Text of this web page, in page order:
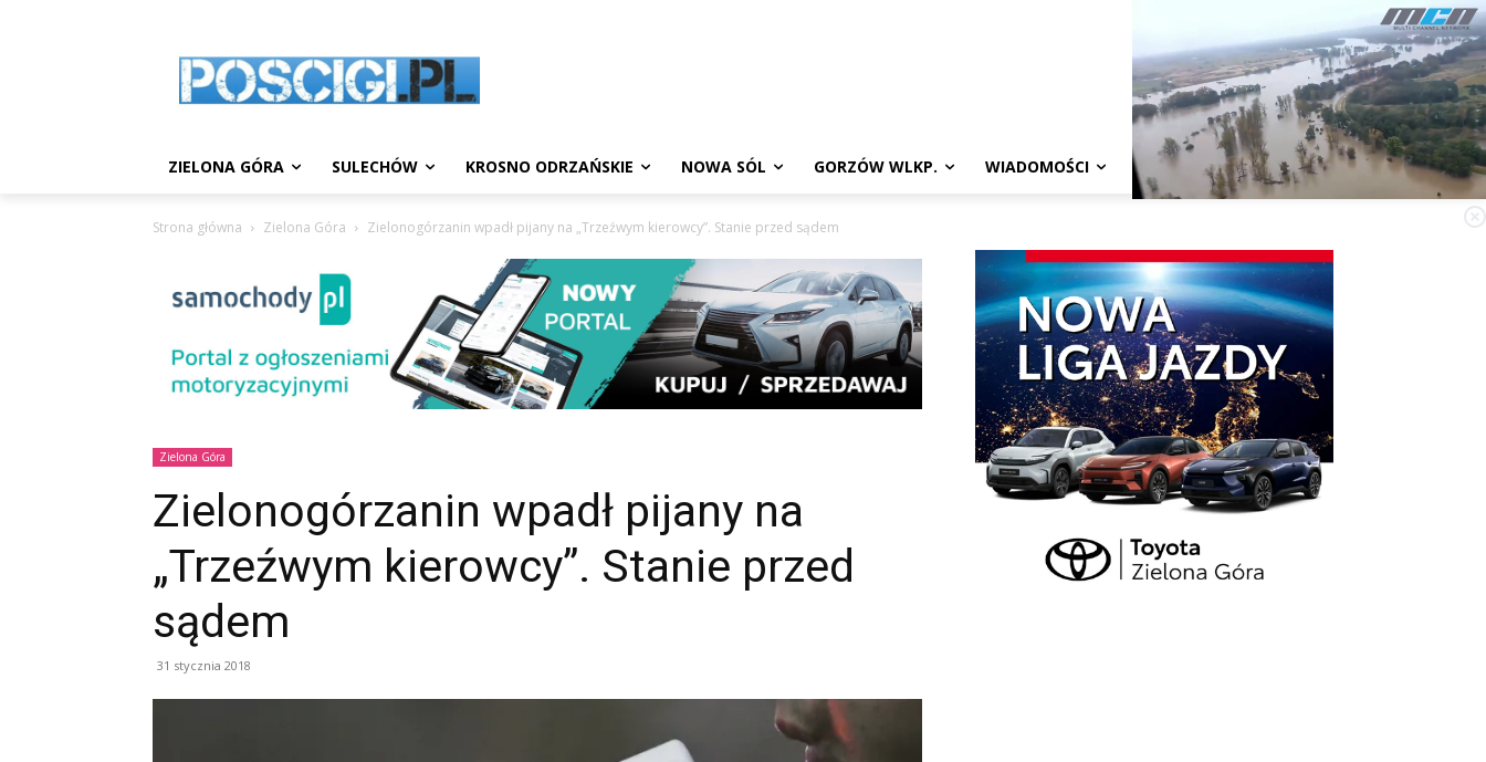
ZIELONA GÓRA SULECHÓW KROSNO ODRZAŃSKIE NOWA SÓL GORZÓW WLKP. WIADOMOŚCI
Strona główna Zielona Góra Zielonogórzanin wpadł pijany na „Trzeźwym kierowcy”. Stanie przed sądem
Zielona Góra
Zielonogórzanin wpadł pijany na
„Trzeźwym kierowcy”. Stanie przed
sądem
31 stycznia 2018